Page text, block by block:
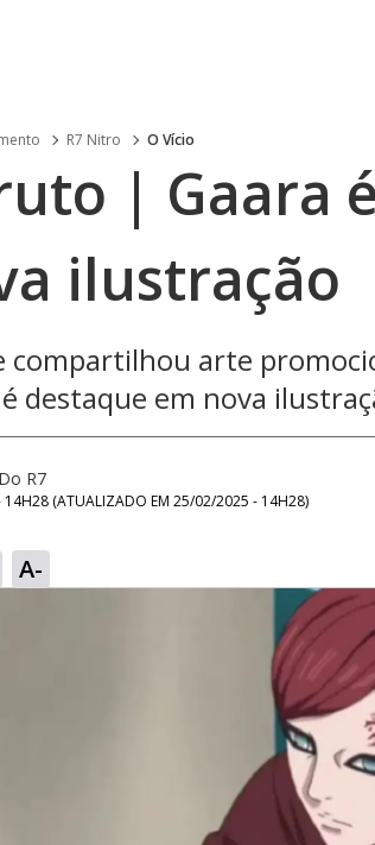
R7 Nitro O Vício
| Gaara
ilustração
compartilhou arte
destaque em nova
Do R7
14H28 (ATUALIZADO EM 25/02/2025 - 14H28)
A-